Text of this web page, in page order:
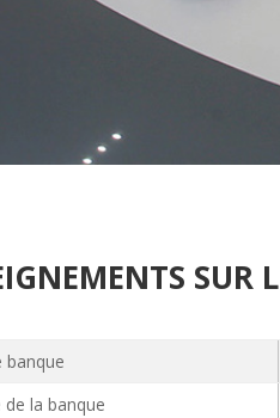
SUR
banque
de la banque